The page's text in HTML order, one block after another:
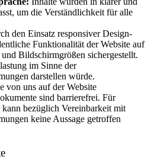
um die Verständlichkeit für alle
den Einsatz responsiver Design-
Funktionalität der Website auf
Bildschirmgrößen sichergestellt.
im Sinne der
darstellen würde.
von uns auf der Website
sind barrierefrei. Für
bezüglich Vereinbarkeit mit
keine Aussage getroffen